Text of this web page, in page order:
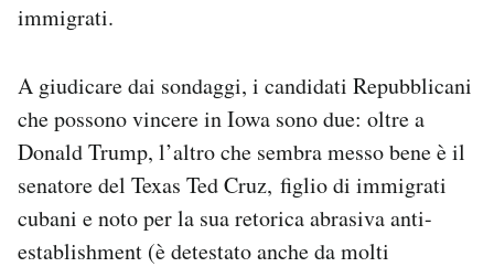
immigrati.
A giudicare dai sondaggi, i candidati Repubblicani
che possono vincere in Iowa sono due: oltre a
Donald Trump, l’altro che sembra messo bene è il
senatore del Texas Ted Cruz, figlio di immigrati
cubani e noto per la sua retorica abrasiva anti-
establishment (è detestato anche da molti